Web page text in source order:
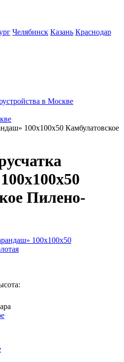
Челябинск Казань Краснодар
в Москве
100х100x50 Камбулатовское
Пилено-